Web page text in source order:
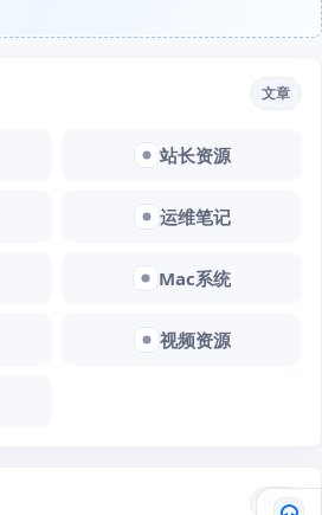
文章
站长资源
运维笔记
Mac系统
视频资源
新闻